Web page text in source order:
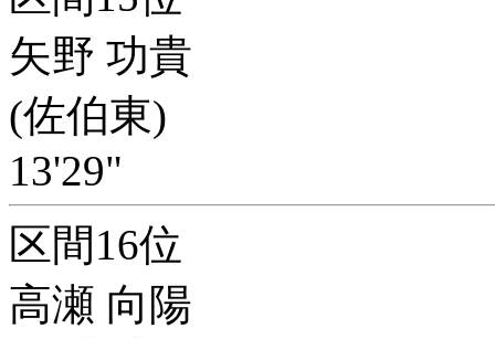
矢野 功貴
(佐伯東)
13'29"
区間16位
高瀬 向陽